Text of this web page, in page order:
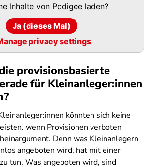
Inhalte von Podigeeladen?
Ja (dieses Mal)
privacy settings
provisionsbasierte
für Kleinanleger:innen
könnten sich keine
wenn Provisionen verboten
Denn was Kleinanlegern
angeboten wird, hat mit einer
tun. Was angeboten wird, sind